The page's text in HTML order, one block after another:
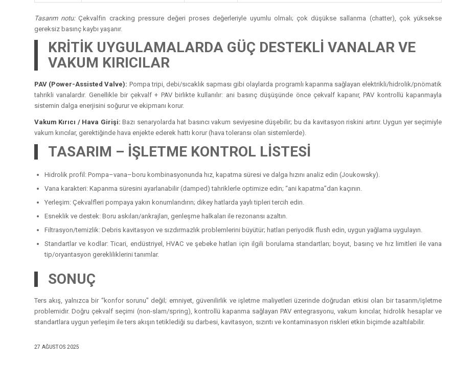
Tasarım notu:Çekvalfin cracking pressure değeri proses değerleriyle uyumlu olmalı; çok düşükse sallanma (chatter), çok yüksekse
gereksiz basınç kaybı yaşanır.
KRİTİK UYGULAMALARDA GÜÇ DESTEKLİ VANALAR VE
VAKUM KIRICILAR
PAV (Power-Assisted Valve): Pompa tripi, debi/sıcaklık sapması gibi olaylarda programlı kapanma sağlayan elektrikli/hidrolik/pnömatik
tahrikli vanalardır. Genellikle bir çekvalf + PAV birlikte kullanılır: ani basınç düşüşünde önce çekvalf kapanır, PAV kontrollü kapanmayla
sistemin dalga enerjisini soğurur ve ekipmanı korur.
Vakum Kırıcı / Hava Girişi: Bazı senaryolarda hat basıncı vakum seviyesine düşebilir; bu da kavitasyon riskini artırır. Uygun yer seçimiyle
vakum kırıcılar, gerektiğinde hava enjekte ederek hattı korur (hava toleransı olan sistemlerde).
TASARIM – İŞLETME KONTROL LİSTESİ
Hidrolik profil: Pompa–vana–boru kombinasyonunda hız, kapatma süresi ve dalga hızını analiz edin (Joukowsky).
Vana karakteri: Kapanma süresini ayarlanabilir (damped) tahriklerle optimize edin; “ani kapatma”dan kaçının.
Yerleşim: Çekvalfleri pompaya yakın konumlandırın; dikey hatlarda yaylı tipleri tercih edin.
Esneklik ve destek: Boru askıları/ankrajları, genleşme halkaları ile rezonansı azaltın.
Filtrasyon/temizlik: Debris kavitasyon ve sızdırmazlık problemlerini büyütür; hatları periyodik flush edin, uygun yağlama uygulayın.
Standartlar ve kodlar: Ticari, endüstriyel, HVAC ve şebeke hatları için ilgili borulama standartları; boyut, basınç ve hız limitleri ile vana
tip/oryantasyon gerekliliklerini tanımlar.
SONUÇ
Ters akış, yalnızca bir “konfor sorunu” değil; emniyet, güvenilirlik ve işletme maliyetleri üzerinde doğrudan etkisi olan bir tasarım/işletme
problemidir. Doğru çekvalf seçimi (non-slam/spring), kontrollü kapanma sağlayan PAV entegrasyonu, vakum kırıcılar, hidrolik hesaplar ve
standartlara uygun yerleşim ile ters akışın tetiklediği su darbesi, kavitasyon, sızıntı ve kontaminasyon riskleri etkin biçimde azaltılabilir.
27 AĞUSTOS 2025